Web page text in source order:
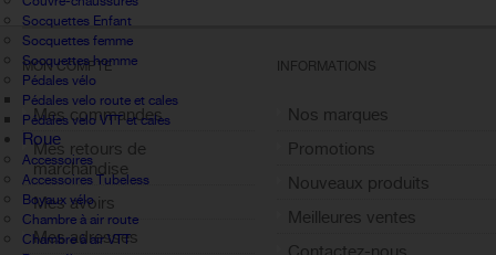
Socquettes Enfant
Socquettes femme
Socquettes homme
Pédales vélo
Pédales velo route et cales
Pédales velo VTT et cales
Roue
Accessoires
Accessoires Tubeless
Boyaux vélo
Chambre à air route
Chambre à air VTT
MON COMPTE
Mes commandes
Mes retours de
marchandise
Mes avoirs
Mes adresses
INFORMATIONS
Nos marques
Promotions
Nouveaux produits
Meilleures ventes